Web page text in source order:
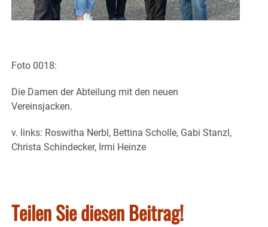
Foto 0018:
Die Damen der Abteilung mit den neuen
Vereinsjacken.
v. links: Roswitha Nerbl, Bettina Scholle, Gabi Stanzl,
Christa Schindecker, Irmi Heinze
Teilen Sie diesen Beitrag!